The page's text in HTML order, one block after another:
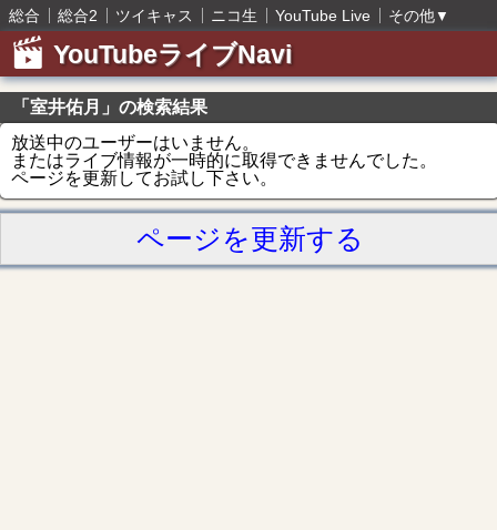
総合 総合2 ツイキャス ニコ生 YouTube Live その他▼
YouTubeライブNavi
「室井佑月」の検索結果
放送中のユーザーはいません。
またはライブ情報が一時的に取得できませんでした。
ページを更新してお試し下さい。
ページを更新する